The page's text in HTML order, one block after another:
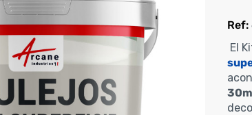
Ref:
El